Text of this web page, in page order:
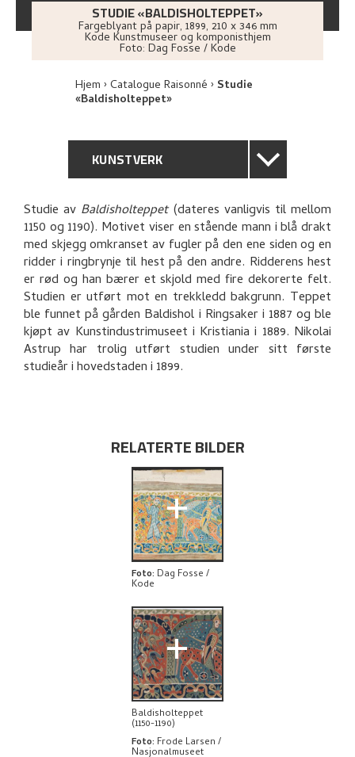
STUDIE «BALDISHOLTEPPET»
Fargeblyant på papir, 1899, 210 x 346 mm
Kode Kunstmuseer og komponisthjem
Foto: Dag Fosse / Kode
Hjem Catalogue Raisonné Studie
«Baldisholteppet»
KUNSTVERK
GENERELL BESKRIVELSE
TEKNISK INFORMASJON
PROVENIENS
RELATERTE KUNSTVERK
UTFORSK
Studie av Baldisholteppet(dateres vanligvis til mellom
1150 og 1190). Motivet viser en stående mann i blå drakt
med skjegg omkranset av fugler på den ene siden og en
ridder i ringbrynje til hest på den andre. Ridderens hest
er rød og han bærer et skjold med fire dekorerte felt.
Studien er utført mot en trekkledd bakgrunn. Teppet
ble funnet på gården Baldishol i Ringsaker i 1887 og ble
kjøpt av Kunstindustrimuseet i Kristiania i 1889. Nikolai
Astrup har trolig utført studien under sitt første
studieår i hovedstaden i 1899.
RELATERTE BILDER
+
Foto: Dag Fosse /
Kode
+
Baldisholteppet
(1150-1190)
Foto: Frode Larsen /
Nasjonalmuseet